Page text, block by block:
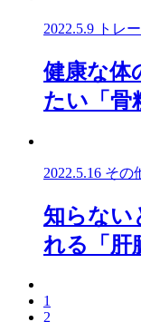
2022.5.9 トレ
健康な体
たい「骨
2022.5.16 その
知らない
れる「肝
1
2